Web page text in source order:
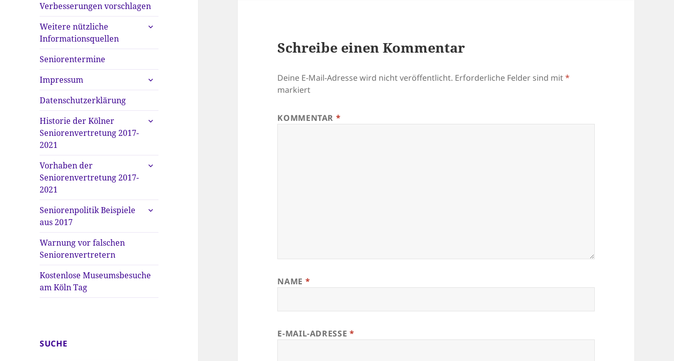
Verbesserungen vorschlagen
Weitere nützliche
Informationsquellen
untermenü
Seniorentermine
Impressum
untermenü
anzeigen
Datenschutzerklärung
Historie der Kölner
Seniorenvertretung 2017-
2021
untermenü
Vorhaben der
Seniorenvertretung 2017-
2021
untermenü
Seniorenpolitik Beispiele
aus 2017
untermenü
Warnung vor falschen
Seniorenvertretern
Kostenlose Museumsbesuche
am Köln Tag
SUCHE
Schreibe einen Kommentar
Deine E-Mail-Adresse wird nicht veröffentlicht. Erforderliche Felder sind mit*
markiert
KOMMENTAR *
NAME *
E-MAIL-ADRESSE *